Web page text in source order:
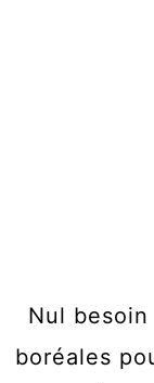
Nul
boréales